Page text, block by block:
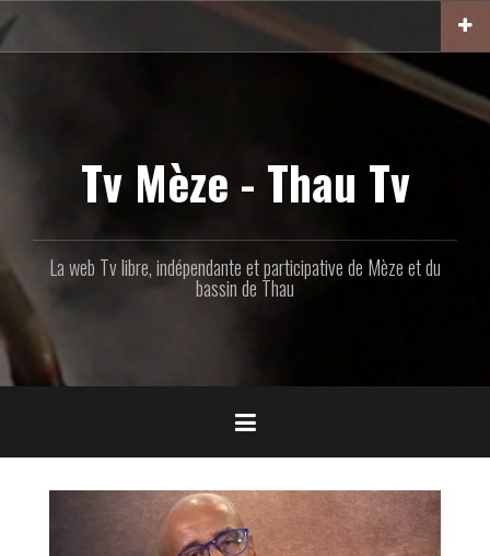
au
contenu
Tv Mèze - Thau Tv
La web Tv libre, indépendante et participative de Mèze et du
bassin de Thau